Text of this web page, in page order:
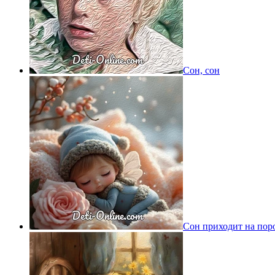
Сон, сон
Сон приходит на